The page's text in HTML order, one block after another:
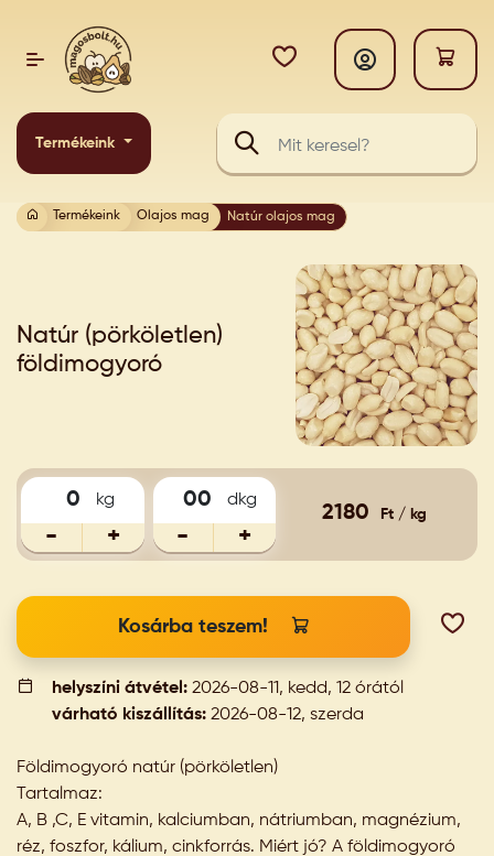
Termékeink
Termékeink Olajos mag Natúr olajos mag
Natúr (pörköletlen)
földimogyoró
kg
- +
dkg
- +
2180 Ft / kg
Kosárba teszem!
helyszíni átvétel: 2026-08-11, kedd, 12 órától
várható kiszállítás: 2026-08-12, szerda
Földimogyoró natúr (pörköletlen)
Tartalmaz:
A, B ,C, E vitamin, kalciumban, nátriumban, magnézium,
réz, foszfor, kálium, cinkforrás. Miért jó? A földimogyoró